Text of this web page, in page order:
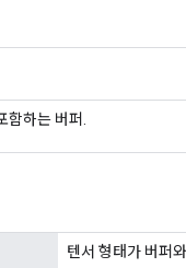
함하는 버퍼.
텐서 형태가 버퍼